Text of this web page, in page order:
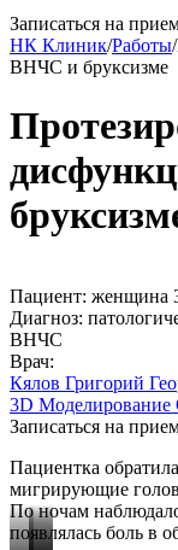
Записаться на
НК Клиник/Работы/
ВНЧС и бруксизме
Пациент: женщина
Диагноз:
ВНЧС
Врач:
Кялов Григорий
3D Моделирование
Записаться на
Пациентка
мигрирующие
По ночам
появлялась боль в